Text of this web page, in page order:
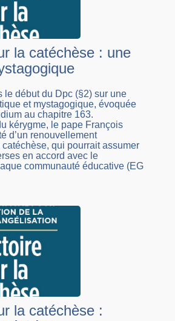
la catéchèse : une
le début du Dpc (§2) sur une
et mystagogique, évoquée
au chapitre 163.
kérygme, le pape François
d’un renouvellement
qui pourrait assumer
en accord avec le
communauté éducative (EG
la catéchèse :